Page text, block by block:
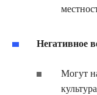
Негативное
Могут